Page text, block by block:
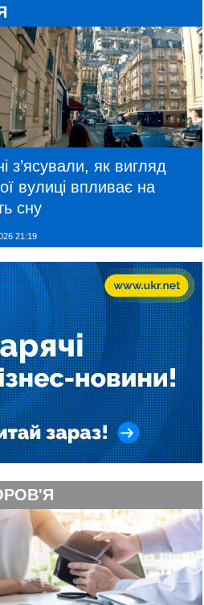
з’ясували, як вигляд
вулиці впливає на
сну
21:19